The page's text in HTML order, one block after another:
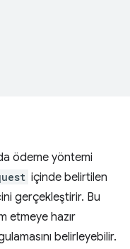
ödeme yöntemi
içinde belirtilen
gerçekleştirir. Bu
etmeye hazır
belirleyebilir.